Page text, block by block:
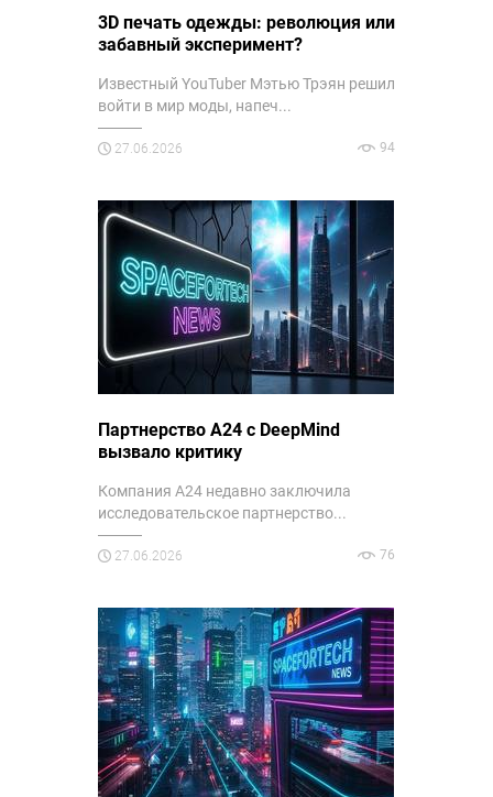
3D печать одежды: революция или
забавный эксперимент?
Известный YouTuber Мэтью Трэян решил
войти в мир моды, напеч...
27.06.2026 94
Партнерство A24 с DeepMind
вызвало критику
Компания A24 недавно заключила
исследовательское партнерство...
27.06.2026 76